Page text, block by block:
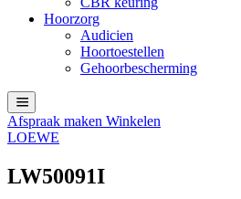
Hoorzorg
Audicien
Hoortoestellen
Gehoorbescherming
Afspraak maken Winkelen
LOEWE
LW50091I